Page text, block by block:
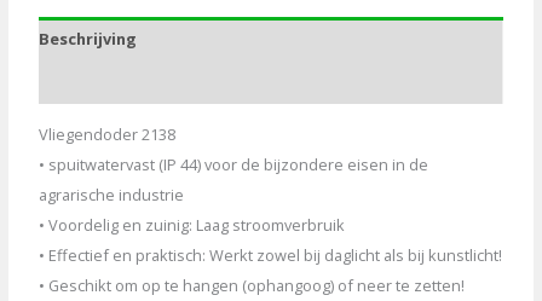
aantal
Beschrijving
Vliegendoder 2138
• spuitwatervast (IP 44) voor de bijzondere eisen in de
agrarische industrie
• Voordelig en zuinig: Laag stroomverbruik
• Effectief en praktisch: Werkt zowel bij daglicht als bij kunstlicht!
• Geschikt om op te hangen (ophangoog) of neer te zetten!